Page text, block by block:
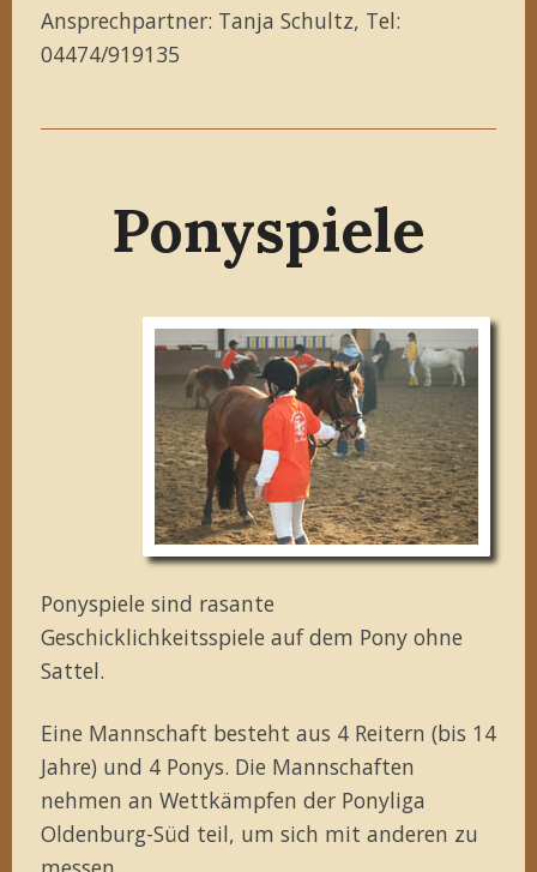
Ansprechpartner: Tanja Schultz, Tel:
04474/919135
Ponyspiele
Ponyspiele sind rasante
Geschicklichkeitsspiele auf dem Pony ohne
Sattel.
Eine Mannschaft besteht aus 4 Reitern (bis 14
Jahre) und 4 Ponys. Die Mannschaften
nehmen an Wettkämpfen der Ponyliga
Oldenburg-Süd teil, um sich mit anderen zu